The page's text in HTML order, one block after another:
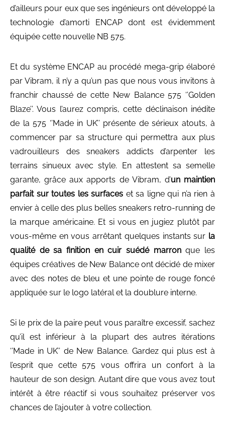
d’ailleurs pour eux que ses ingénieurs ont développé la
technologie d’amorti ENCAP dont est évidemment
équipée cette nouvelle NB 575.
Et du système ENCAP au procédé mega-grip élaboré
par Vibram, il n’y a qu’un pas que nous vous invitons à
franchir chaussé de cette New Balance 575 ‘’Golden
Blaze’’. Vous l’aurez compris, cette déclinaison inédite
de la 575 ‘’Made in UK’’ présente de sérieux atouts, à
commencer par sa structure qui permettra aux plus
vadrouilleurs des sneakers addicts d’arpenter les
terrains sinueux avec style. En attestent sa semelle
garante, grâce aux apports de Vibram, d’un maintien
parfait sur toutes les surfaces et sa ligne qui n’a rien à
envier à celle des plus belles sneakers retro-running de
la marque américaine. Et si vous en jugiez plutôt par
vous-même en vous arrêtant quelques instants sur la
qualité de sa finition en cuir suédé marronque les
équipes créatives de New Balance ont décidé de mixer
avec des notes de bleu et une pointe de rouge foncé
appliquée sur le logo latéral et la doublure interne.
Si le prix de la paire peut vous paraître excessif, sachez
qu’il est inférieur à la plupart des autres itérations
‘’Made in UK’’ de New Balance. Gardez qui plus est à
l’esprit que cette 575 vous offrira un confort à la
hauteur de son design. Autant dire que vous avez tout
intérêt à être réactif si vous souhaitez préserver vos
chances de l’ajouter à votre collection.